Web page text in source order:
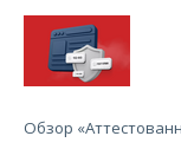
Обзор